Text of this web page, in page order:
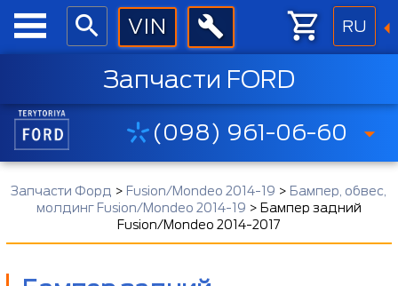
RU
Запчасти FORD
(098) 961-06-60
Запчасти Форд > Fusion/Mondeo 2014-19 > Бампер, обвес,
молдинг Fusion/Mondeo 2014-19 > Бампер задний
Fusion/Mondeo 2014-2017